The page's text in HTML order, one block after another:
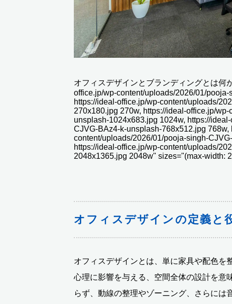
オフィスデザインとブランディングとは何
office.jp/wp-content/uploads/2026/01/
https://ideal-office.jp/wp-content/uploads/
270x180.jpg 270w, https://ideal-office.jp/
unsplash-1024x683.jpg 1024w, https://
CJVG-BAz4-k-unsplash-768x512.jpg 768w,
content/uploads/2026/01/pooja-singh-
https://ideal-office.jp/wp-content/uploads/
2048x1365.jpg 2048w" sizes="(max-width:
オフィスデザインの定義と
オフィスデザインとは、単に家具や配色を
心理に影響を与える、空間全体の設計を意
らず、動線の整理やゾーニング、さらには